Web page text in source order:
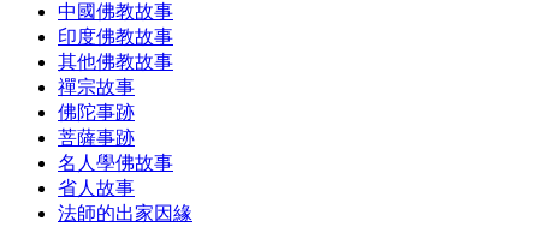
中國佛教故事
印度佛教故事
其他佛教故事
禪宗故事
佛陀事跡
菩薩事跡
名人學佛故事
省人故事
法師的出家因緣